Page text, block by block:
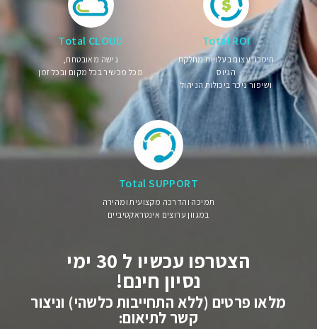
Total ROI
חיסכון עצום בעלויות מחלקת
הגיוס
ושיפור ניכר ביכולות הניהול
Total CLOUD
גישה מאובטחת,
מכל מכשיר בכל מקום ובכל זמן
Total SUPPORT
תמיכה והדרכה מקצועית ומהירה
במגוון ערוצים אינטראקטיביים
הצטרפו עכשיו ל 30 ימי
נסיון חינם!
מלאו פרטים (ללא התחייבות כלשהי) וניצור
קשר לתיאום: